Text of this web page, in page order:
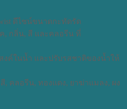
ดีไซน์ขนาดกะทัดรัด
, กลิ่น, สี และคลอรีน ที่
งค์ในน้ำ และปรับรสชาติของน้ำให้
, คลอรีน, ทองแดง, ยาฆ่าแมลง, ผง